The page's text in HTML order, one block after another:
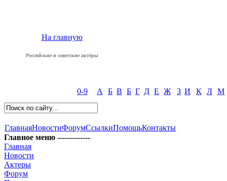
На главную
Российские и советские актёры
0-9 А Б В Б Г Д Е Ж З И К Л М
ГлавнаяНовостиФорумСсылкиПомощьКонтакты
Главное меню -------------
Главная
Новости
Актеры
Форум